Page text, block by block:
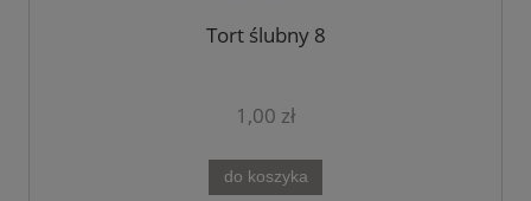
Tort ślubny 8
1,00 zł
do koszyka